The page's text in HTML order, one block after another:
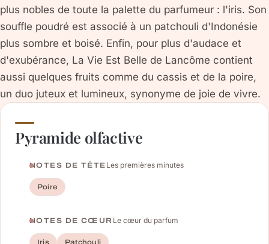
plus nobles de toute la palette du parfumeur : l'iris. Son
souffle poudré est associé à un patchouli d'Indonésie
plus sombre et boisé. Enfin, pour plus d'audace et
d'exubérance, La Vie Est Belle de Lancôme contient
aussi quelques fruits comme du cassis et de la poire,
un duo juteux et lumineux, synonyme de joie de vivre.
Pyramide olfactive
NOTES DE TÊTE Les premières minutes
Poire
NOTES DE CŒUR Le cœur du parfum